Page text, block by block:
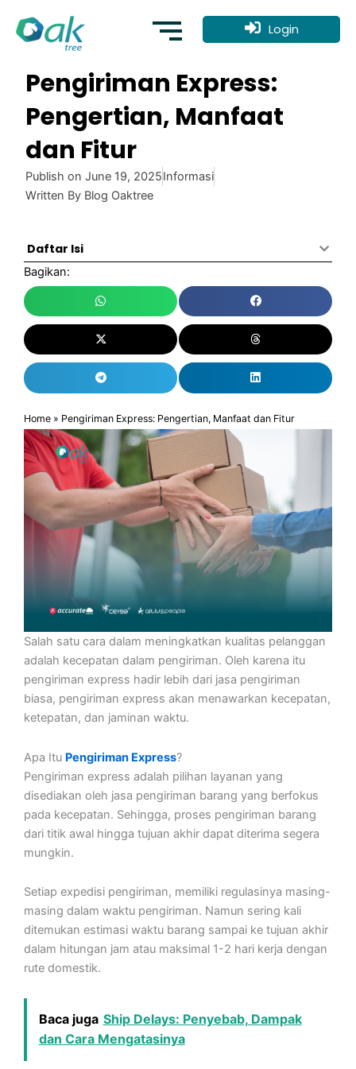
content
Login
Pengiriman Express:
Pengertian, Manfaat
dan Fitur
Publish on June 19, 2025Informasi
Written By Blog Oaktree
Daftar Isi
Bagikan:
Home » Pengiriman Express: Pengertian, Manfaat dan Fitur
Salah satu cara dalam meningkatkan kualitas pelanggan
adalah kecepatan dalam pengiriman. Oleh karena itu
pengiriman express hadir lebih dari jasa pengiriman
biasa, pengiriman express akan menawarkan kecepatan,
ketepatan, dan jaminan waktu.
Apa Itu Pengiriman Express?
Pengiriman express adalah pilihan layanan yang
disediakan oleh jasa pengiriman barang yang berfokus
pada kecepatan. Sehingga, proses pengiriman barang
dari titik awal hingga tujuan akhir dapat diterima segera
mungkin.
Setiap expedisi pengiriman, memiliki regulasinya masing-
masing dalam waktu pengiriman. Namun sering kali
ditemukan estimasi waktu barang sampai ke tujuan akhir
dalam hitungan jam atau maksimal 1-2 hari kerja dengan
rute domestik.
Baca juga Ship Delays: Penyebab, Dampak
dan Cara Mengatasinya